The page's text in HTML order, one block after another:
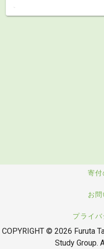
寄付
お
プライ
COPYRIGHT © 2026 Furuta
Study Group.